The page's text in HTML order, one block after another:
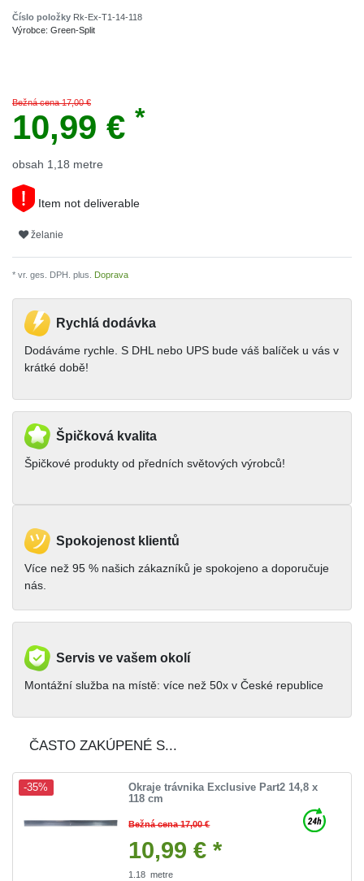
Číslo položky Rk-Ex-T1-14-118
Výrobce: Green-Split
Bežná cena 17,00 €
10,99 € *
obsah 1,18 metre
Item not deliverable
želanie
* vr. ges. DPH. plus. Doprava
Rychlá dodávka
Dodáváme rychle. S DHL nebo UPS bude váš balíček u vás v
krátké době!
Špičková kvalita
Špičkové produkty od předních světových výrobců!
Spokojenost klientů
Více než 95 % našich zákazníků je spokojeno a doporučuje
nás.
Servis ve vašem okolí
Montážní služba na místě: více než 50x v České republice
ČASTO ZAKÚPENÉ S...
-35%
Okraje trávnika Exclusive Part2 14,8 x
118 cm
Bežná cena 17,00 €
10,99 € *
1.18 metre